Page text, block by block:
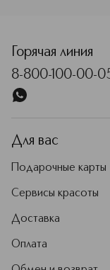
Горячая линия
8-800-100-00-
Для вас
Подарочные карты
Сервисы красоты
Доставка
Оплата